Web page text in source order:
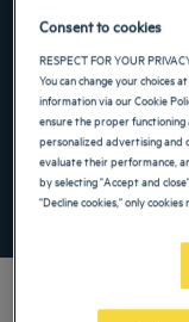
添加特惠代码
Consent to cookies
RESPECT FOR YOUR
You can change your choices
information via our Cookie
ensure the proper
personalized advertising and
evaluate their performance,
by selecting "Accept and
"Decline cookies," only